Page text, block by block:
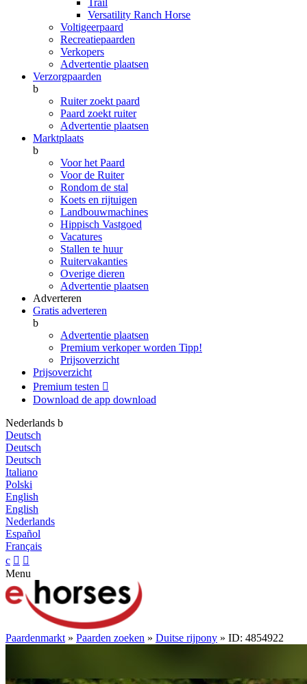
Trail
Versatility Ranch Horse
Voltigeerpaard
Recreatiepaarden
Verkopers
Advertentie plaatsen
Verzorgpaarden
b
Ruiter zoekt paard
Paard zoekt ruiter
Advertentie plaatsen
Marktplaats
b
Voor het Paard
Voor de Ruiter
Rondom de stal
Koets en rijtuigen
Landbouwmachines
Hippisch Vastgoed
Vacatures
Stallen te huur
Ruitervakanties
Overige dieren
Advertentie plaatsen
Adverteren
Gratis adverteren
b
Advertentie plaatsen
Premium verkoper worden Tipp!
Prijsoverzicht
Prijsoverzicht
Premium testen 
Download de app download
Nederlands b
Deutsch
Deutsch
Deutsch
Italiano
Polski
English
English
Nederlands
Español
Français
c  
Menu
Paardenmarkt » Paarden zoeken » Duitse rijpony » ID: 4854922